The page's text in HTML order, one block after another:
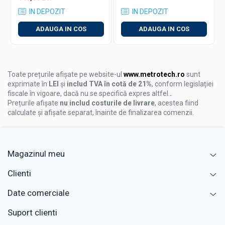
intr-un loc ferit de umezeala.
Nu lasati instrumentul la indemana copiilor.
Utilizari recomandate
Control dimensional in productie si ateliere mecanice
Domenii tehnice precum prelucrarea metalelor,
lemnului sau mase plastice
IN DEPOZIT
ADAUGA IN COS
IN DEPOZIT
ADAUGA IN COS
Toate prețurile afișate pe website-ul www.metrotech.ro sunt
exprimate în LEI și includ TVA în cotă de 21%, conform legislației
fiscale în vigoare, dacă nu se specifică expres altfel. .
Prețurile afișate nu includ costurile de livrare, acestea fiind
calculate și afișate separat, înainte de finalizarea comenzii.
Magazinul meu
Clienti
Date comerciale
Suport clienti